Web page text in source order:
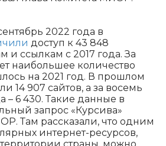
2022 года в
доступ к 43 848
и ссылкам с 2017 года. За
наибольшее количество
на 2021 год. В прошлом
14 907 сайтов, а за восемь
– 6 430. Такие данные в
запрос «Курсива»
Там рассказали, что одним
интернет-ресурсов,